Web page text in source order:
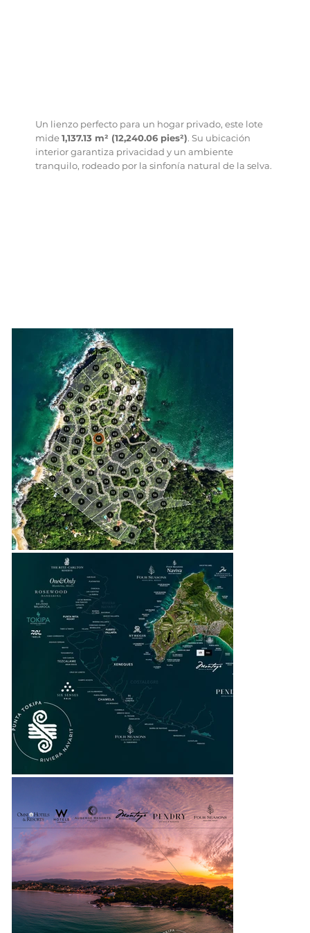
Un lienzo perfecto para un hogar privado, este lote
mide1,137.13 m² (12,240.06 pies²). Su ubicación
interior garantiza privacidad y un ambiente
tranquilo, rodeado por la sinfonía natural de la selva.